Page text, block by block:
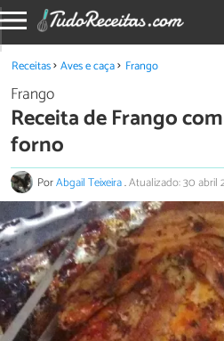
Receitas Aves e caça Frango
Frango
Receita de Frango
forno
PorAbgail Teixeira.Atualizado: 30 abril